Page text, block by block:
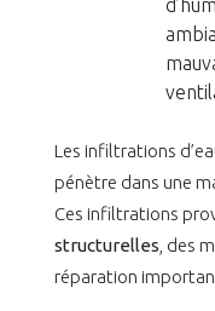
Les infiltrations
pénètre dans une
Ces infiltrations
structurelles , des
réparation